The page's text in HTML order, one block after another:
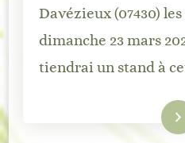
Davézieux (07430)
dimanche 23 mars
tiendrai un stand à
Lire la suite